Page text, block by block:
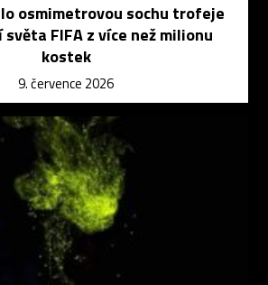
osmimetrovou sochu trofeje
FIFA z více než milionu
kostek
9. července 2026